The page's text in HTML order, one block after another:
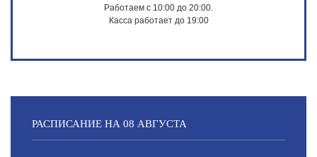
Работаем с 10:00 до 20:00.
Касса работает до 19:00
РАСПИСАНИЕ НА 08 АВГУСТА